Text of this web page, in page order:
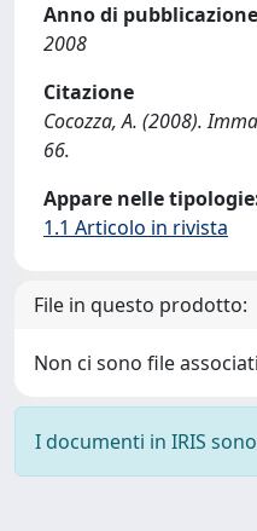
Anno di pubblicazione
2008
Citazione
Cocozza, A. (2008).
66.
Appare nelle
1.1 Articolo in rivista
File in questo prodotto:
Non ci sono file
I documenti in IRIS